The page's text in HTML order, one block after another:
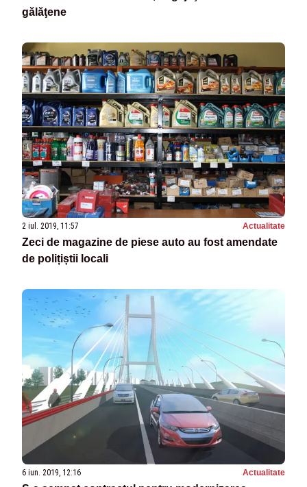
gălăţene
2 iul. 2019, 11:57 Actualitate
Zeci de magazine de piese auto au fost amendate
de polițiștii locali
6 iun. 2019, 12:16 Actualitate